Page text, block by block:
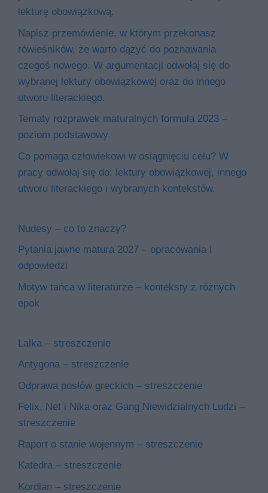
lekturę obowiązkową.
Napisz przemówienie, w którym przekonasz
rówieśników, że warto dążyć do poznawania
czegoś nowego. W argumentacji odwołaj się do
wybranej lektury obowiązkowej oraz do innego
utworu literackiego.
Tematy rozprawek maturalnych formuła 2023 –
poziom podstawowy
Co pomaga człowiekowi w osiągnięciu celu? W
pracy odwołaj się do: lektury obowiązkowej, innego
utworu literackiego i wybranych kontekstów.
Nudesy – co to znaczy?
Pytania jawne matura 2027 – opracowania i
odpowiedzi
Motyw tańca w literaturze – konteksty z różnych
epok
Lalka – streszczenie
Antygona – streszczenie
Odprawa posłów greckich – streszczenie
Felix, Net i Nika oraz Gang Niewidzialnych Ludzi –
streszczenie
Raport o stanie wojennym – streszczenie
Katedra – streszczenie
Kordian – streszczenie